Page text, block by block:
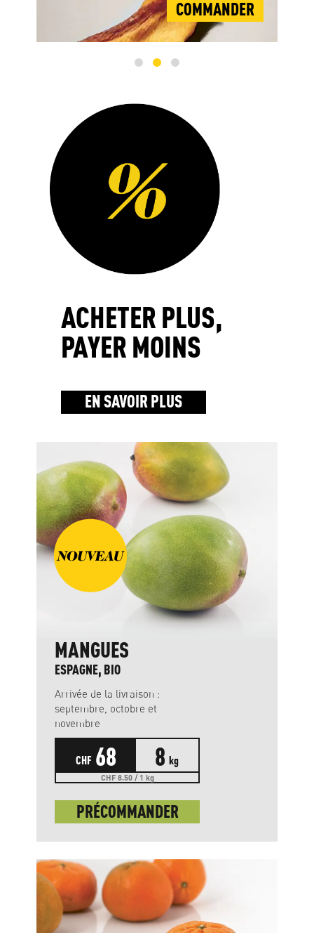
COMMANDER
ACHETER PLUS,
PAYER MOINS
EN SAVOIR PLUS
MANGUES
ESPAGNE, BIO
Arrivée de la livraison :
septembre, octobre et
novembre
CHF 68 8 kg
CHF 8.50 / 1 kg
PRÉCOMMANDER